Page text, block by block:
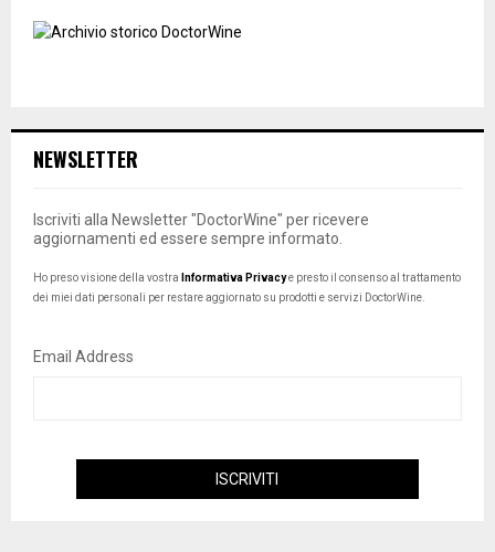
NEWSLETTER
Iscriviti alla Newsletter "DoctorWine" per ricevere
aggiornamenti ed essere sempre informato.
Ho preso visione della vostra Informativa Privacye presto il consenso al trattamento
dei miei dati personali per restare aggiornato su prodotti e servizi DoctorWine.
Email Address